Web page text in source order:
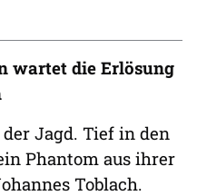
wartet die Erlösung
Jagd. Tief in den
Phantom aus ihrer
Toblach.